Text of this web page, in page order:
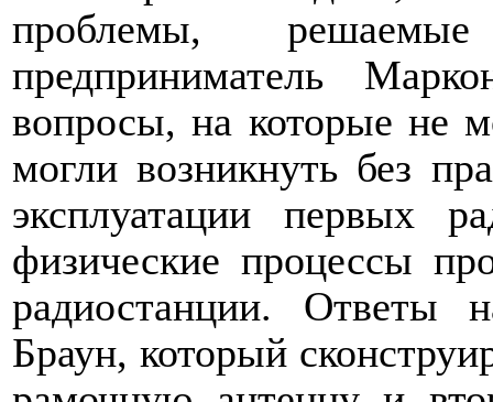
проблемы,
предприниматель
вопросы, на которые не
могли возникнуть без
эксплуатации первых
физические процессы
радиостанции. Ответы
Браун, который